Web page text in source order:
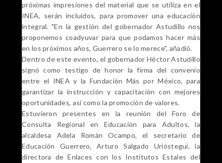
próximas impresiones del material que se utiliza en el
INEA, serán incluidos, para promover una educación
integral. "En la gestión del gobernador Astudillo nos
proponemos coadyuvar para que podamos hacer más
en los próximos años, Guerrero se lo merece", añadió.
Dentro de este evento, el gobernador Héctor Astudillo
signó como testigo de honor la firma del convenio
entre el INEA y la Fundación Más por México, para
garantizar la instrucción y capacitación con mejores
oportunidades, así como la promoción de valores.
Estuvieron presentes en la reunión del Foro de
Consulta Regional en Educación para Adultos, la
alcaldesa Adela Román Ocampo, el secretario de
Educación Guerrero, Arturo Salgado Urióstegui, la
directora de Enlaces con los Institutos Estales del